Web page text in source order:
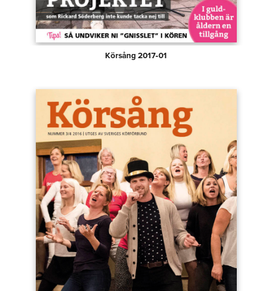
Körsång 2017‑01